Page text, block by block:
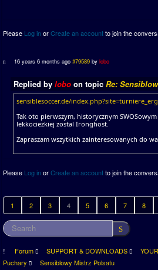
Please Log inorCreate an accountto join the
16 years 6 months ago #79589 bylobo
Replied by lobo on topic Re:
sensiblesoccer.de/
Tak oto pierwszym, historycznym
lekkociezkiej zostal Ironghost.
Zapraszam wszytkich zainteresowanych do
Please Log inorCreate an accountto join the
1 2 3 4 5 6 7 8
Forum SUPPORT & DOWNLOADS
Puchary
Sensiblowy Mistrz Polsatu